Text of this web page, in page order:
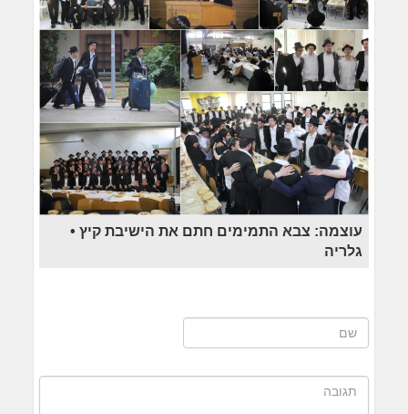
עוצמה: צבא התמימים חתם את הישיבת קיץ •
גלריה